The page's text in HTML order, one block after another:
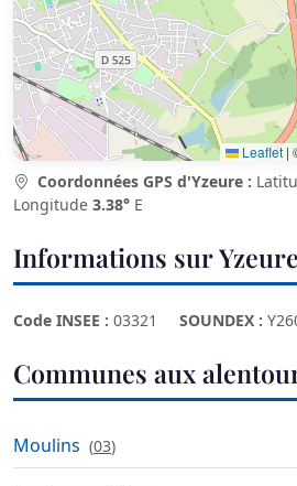
Leaflet |
Coordonnées GPS d'Yzeure :
Longitude 3.38° E
Informations sur Yzeure
Code INSEE : 03321 SOUNDEX :
Communes aux
Moulins (03)